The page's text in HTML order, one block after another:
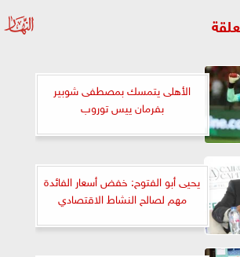
الأهلى يتمسك بمصطفى شوبير
بفرمان ييس توروب
يحيى أبو الفتوح: خفض أسعار الفائدة
مهم لصالح النشاط الاقتصادي